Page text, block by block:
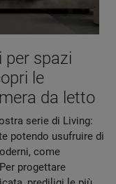
spazi
le
da letto
serie di Living:
potendo usufruire di
come
progettare